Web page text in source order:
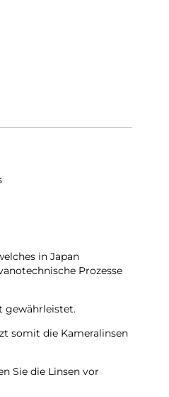
in Japan
Prozesse
gewährleistet.
somit die Kameralinsen
Sie die Linsen vor